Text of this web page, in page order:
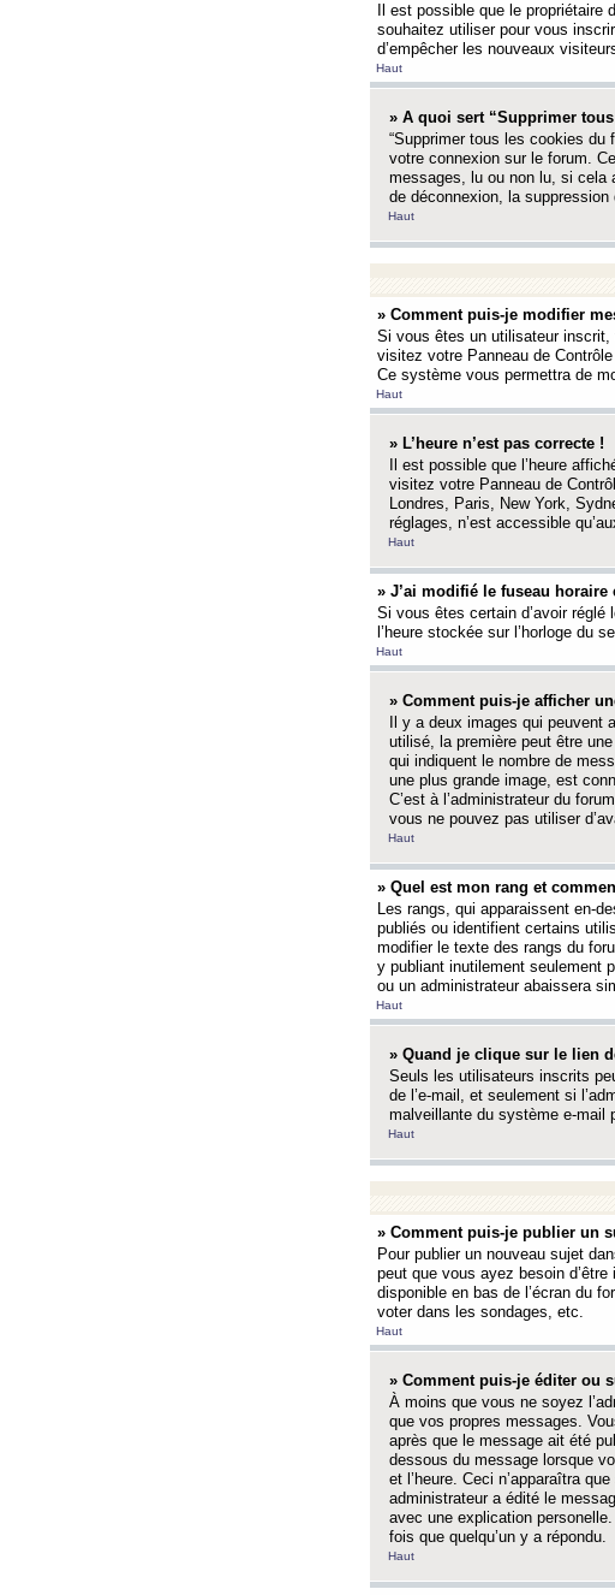
Il est possible que le
souhaitez utiliser pour vous
d’empêcher les nouveaux
Haut
» A quoi sert “Supprimer
“Supprimer tous les cookies
votre connexion sur le forum.
messages, lu ou non lu, si cela
de déconnexion, la
Haut
» Comment puis-je modifier
Si vous êtes un utilisateur
visitez votre Panneau de
Ce système vous permettra de
Haut
» L’heure n’est pas correcte !
Il est possible que l’heure
visitez votre Panneau de
Londres, Paris, New York,
réglages, n’est accessible
Haut
» J’ai modifié le fuseau horaire
Si vous êtes certain d’avoir réglé
l’heure stockée sur l’horloge du
Haut
» Comment puis-je afficher
Il y a deux images qui peuvent
utilisé, la première peut être
qui indiquent le nombre de
une plus grande image, est
C’est à l’administrateur du
vous ne pouvez pas utiliser
Haut
» Quel est mon rang et
Les rangs, qui apparaissent en-
publiés ou identifient certains
modifier le texte des rangs du
y publiant inutilement seulement
ou un administrateur abaissera
Haut
» Quand je clique sur le lien
Seuls les utilisateurs inscrits
de l’e-mail, et seulement si
malveillante du système e-mail
Haut
» Comment puis-je publier un
Pour publier un nouveau sujet
peut que vous ayez besoin
disponible en bas de l’écran du
voter dans les sondages, etc.
Haut
» Comment puis-je éditer ou
À moins que vous ne soyez
que vos propres messages.
après que le message ait été
dessous du message lorsque
et l’heure. Ceci n’apparaîtra
administrateur a édité le
avec une explication
fois que quelqu’un y a répondu.
Haut